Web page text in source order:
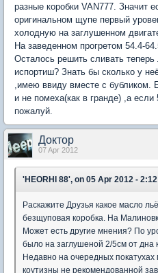
разные коробки VAN777. Значит
оригинальном щупе первый
холодную на заглушенном
На заведенном прогретом 54.4-
Осталось решить сливать
испортиш? Знать бы сколько у
,имею ввиду вместе с бубликом.
и не помеха(как в гранде) ,а
пожалуй.
Доктор
07 Apr 2012
'HEORHI 88', on 05 Apr 2012 -
Раскажите Друзья какое масло
безщуповая коробка. На
Может есть другие мнения? По
было на заглушеной 2/5cм от дна
Недавно на очередных
коутизны не рекомендованной